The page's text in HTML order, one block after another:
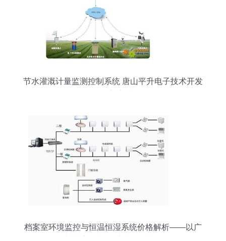
节水灌溉计量监测控制系统 唐山平升电子技术开发
档案室环境监控与恒温恒湿系统价格解析——以广